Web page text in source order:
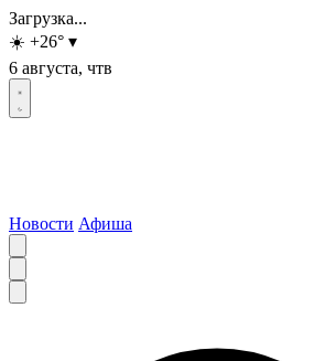
Загрузка...
☀️ +26° ▾
6 августа, чтв
Новости Афиша